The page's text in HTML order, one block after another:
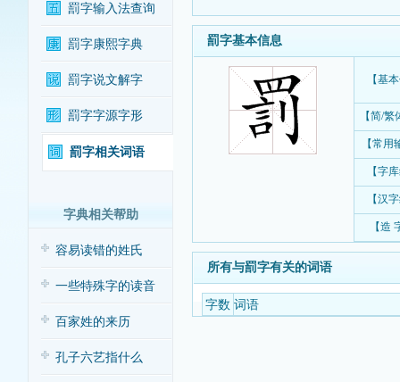
罰字输入法查询
罰字康熙字典
罰字说文解字
罰字字源字形
罰字相关词语
字典相关帮助
容易读错的姓氏
一些特殊字的读音
百家姓的来历
孔子六艺指什么
罰字基本信息
【基
【简/
【常用
【字
【汉
【造
所有与罰字有关的词语
字数 词语